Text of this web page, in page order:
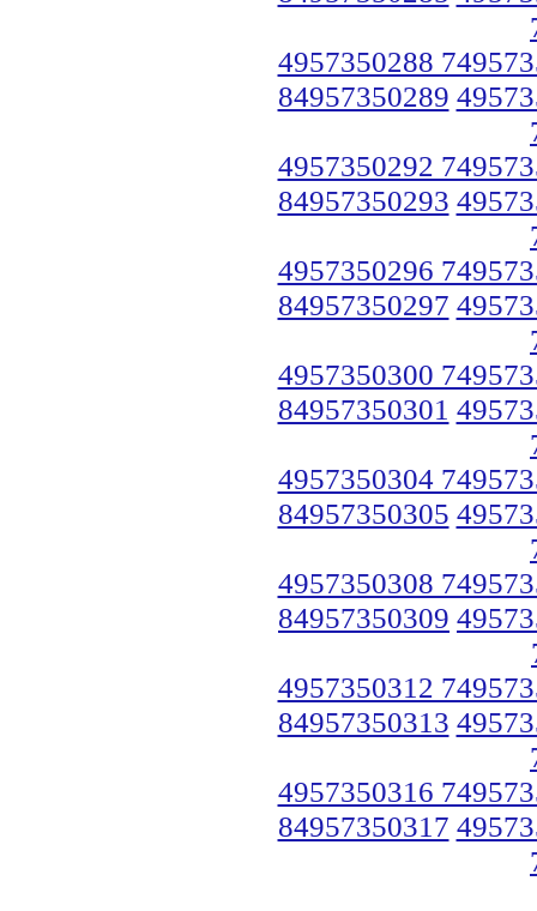
4957350288
84957350289
4957350292
84957350293
4957350296
84957350297
4957350300
84957350301
4957350304
84957350305
4957350308
84957350309
4957350312
84957350313
4957350316
84957350317